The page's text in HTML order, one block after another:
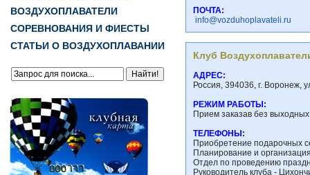
ВОЗДУХОПЛАВАТЕЛИ
СОРЕВНОВАНИЯ И ФИЕСТЫ
СТАТЬИ О ВОЗДУХОПЛАВАНИИ
ПОЧТА:
info@vozduhoplavateli.ru
Клуб
АДРЕС:
Россия, 394036, г. Воронеж,
РЕЖИМ РАБОТЫ:
Прием заказав без
ТЕЛЕФОНЫ:
Приобретение подарочных
Планирование и
Отдел по проведению
Руководитель клуба -